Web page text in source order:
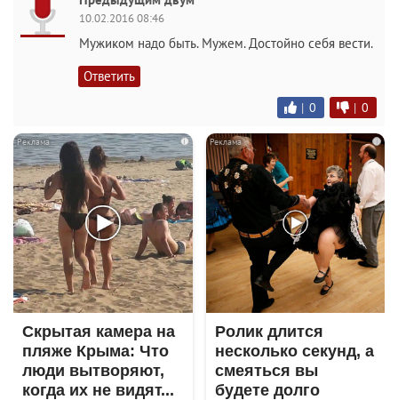
10.02.2016 08:46
Мужиком надо быть. Мужем. Достойно себя вести.
Ответить
| 0 | 0
i
Скрытая камера на
пляже Крыма: Что
люди вытворяют,
когда их не видят...
i
Ролик длится
несколько секунд, а
смеяться вы
будете долго